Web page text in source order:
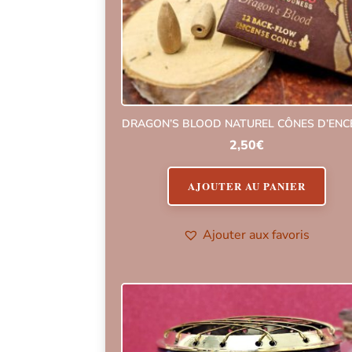
DRAGON’S BLOOD NATUREL CÔNES
2,50€
AJOUTER AU PANIER
Ajouter aux favoris